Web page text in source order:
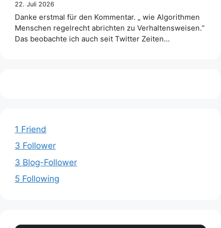
22. Juli 2026
Danke erstmal für den Kommentar. „ wie Algorithmen
Menschen regelrecht abrichten zu Verhaltensweisen.“
Das beobachte ich auch seit Twitter Zeiten…
1 Friend
3 Follower
3 Blog-Follower
5 Following